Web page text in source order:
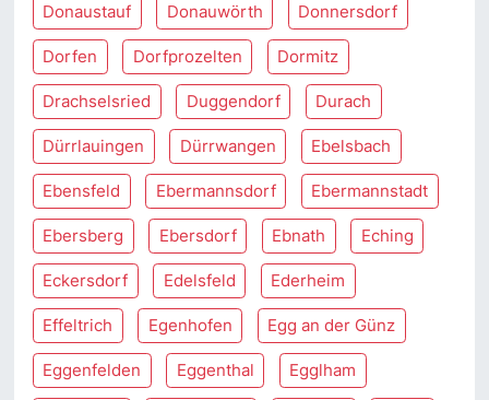
Donaustauf Donauwörth Donnersdorf
Dorfen Dorfprozelten Dormitz
Drachselsried Duggendorf Durach
Dürrlauingen Dürrwangen Ebelsbach
Ebensfeld Ebermannsdorf Ebermannstadt
Ebersberg Ebersdorf Ebnath Eching
Eckersdorf Edelsfeld Ederheim
Effeltrich Egenhofen Egg an der Günz
Eggenfelden Eggenthal Egglham